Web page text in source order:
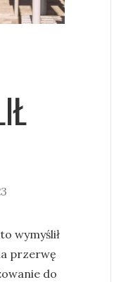
wymyślił
przerwę
do